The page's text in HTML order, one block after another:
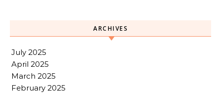
ARCHIVES
July 2025
April 2025
March 2025
February 2025